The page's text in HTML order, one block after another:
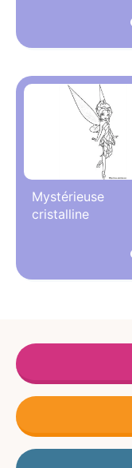
Mystérieuse
cristalline